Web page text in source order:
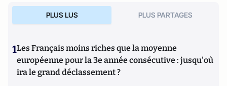
PLUS LUS PLUS PARTAGES
1Les Français moins riches que la moyenne
européenne pour la 3e année consécutive : jusqu'où
ira le grand déclassement ?